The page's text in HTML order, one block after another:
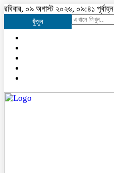
রবিবার, ০৯ অগাস্ট ২০২৬, ০৯:৪১ পূর্বাহ্ন
খুঁজুন